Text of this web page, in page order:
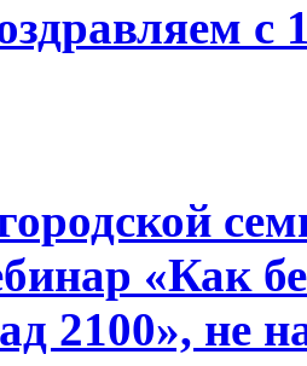
с
«Как
2100», не